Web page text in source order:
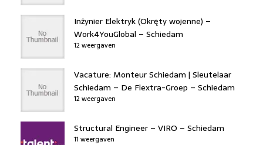
Inżynier Elektryk (Okręty wojenne) –
Work4YouGlobal – Schiedam
12 weergaven
Vacature: Monteur Schiedam | Sleutelaar
Schiedam – De Flextra-Groep – Schiedam
12 weergaven
Structural Engineer – VIRO – Schiedam
11 weergaven